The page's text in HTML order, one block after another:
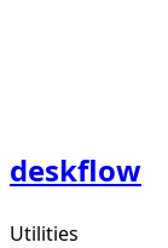
deskflow
Utilities